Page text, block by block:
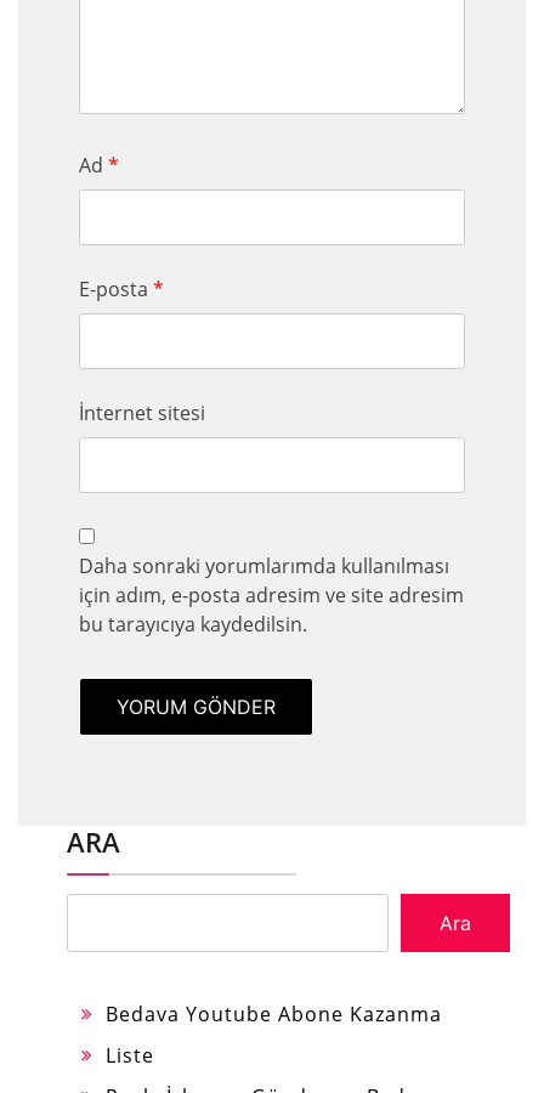
Ad *
E-posta *
İnternet sitesi
Daha sonraki yorumlarımda kullanılması
için adım, e-posta adresim ve site adresim
bu tarayıcıya kaydedilsin.
ARA
Ara
Bedava Youtube Abone Kazanma
Liste